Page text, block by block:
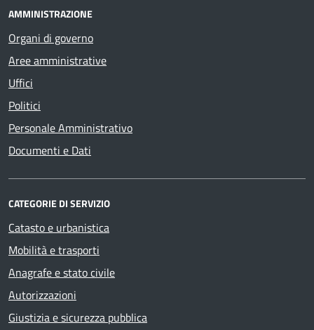
AMMINISTRAZIONE
Organi di governo
Aree amministrative
Uffici
Politici
Personale Amministrativo
Documenti e Dati
CATEGORIE DI SERVIZIO
Catasto e urbanistica
Mobilità e trasporti
Anagrafe e stato civile
Autorizzazioni
Giustizia e sicurezza pubblica